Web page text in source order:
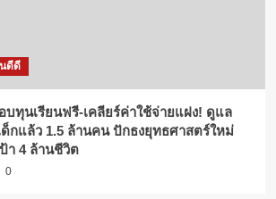
ดีดี
ทุนเรียนฟรี-เคลียร์ค่าใช้จ่ายแฝง! ดูแล
ด็กแล้ว 1.5 ล้านคน ปักธงยุทธศาสตร์ใหม่
า 4 ล้านชีวิต
0